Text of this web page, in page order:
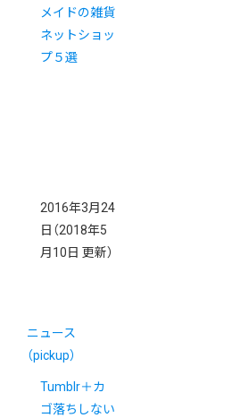
メイドの雑貨
ネットショッ
プ５選
2016年3月24
日 （2018年5
月10日 更新）
ニュース
（pickup）
Tumblr＋カ
ゴ落ちしない